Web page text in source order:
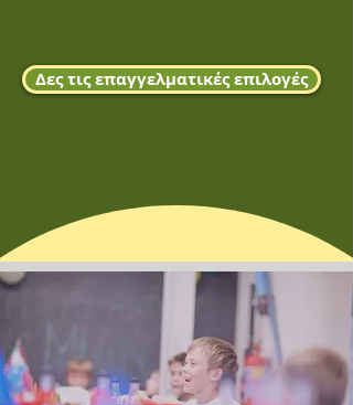
Δες τις επαγγελματικές επιλογές